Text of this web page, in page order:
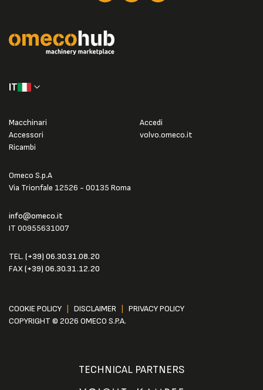
IT
Omeco S.p.A
Via Trionfale 12526 - 00135 Roma
info@omeco.it
IT 00955631007
TEL. (+39) 06.30.31.08.20
FAX(+39) 06.30.31.12.20
Macchinari
Accessori
Ricambi
Accedi
volvo.omeco.it
COOKIE POLICY DISCLAIMER
PRIVACY POLICY
COPYRIGHT © 2026 OMECO S.P.A.
TECHNICAL PARTNERS